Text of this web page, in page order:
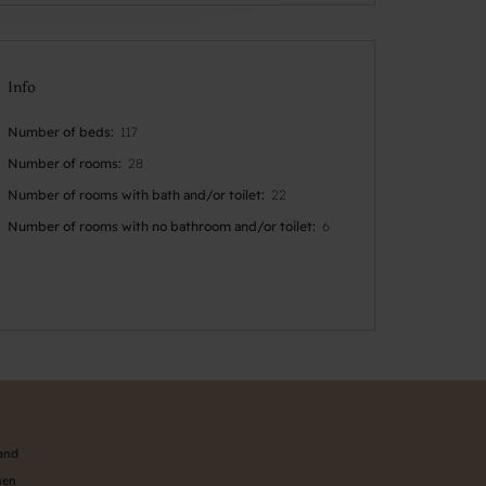
Info
Number of beds
117
Number of rooms
28
Number of rooms with bath and/or toilet
22
Number of rooms with no bathroom and/or toilet
6